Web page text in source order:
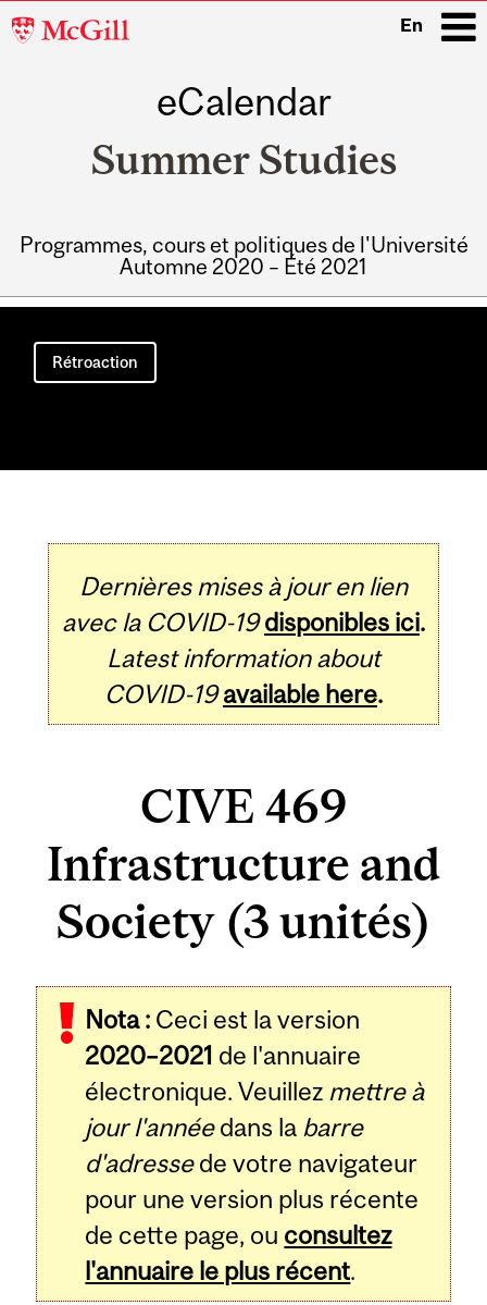
McGill
En
eCalendar
Summer Studies
Programmes, cours et politiques de l'Université
Automne 2020 – Été 2021
Main
navigation
Rétroaction
Dernières mises à jour en lien
avec la COVID-19 disponibles ici.
Latest information about
COVID-19 available here.
CIVE 469
Infrastructure and
Society (3 unités)
Nota : Ceci est la version
2020–2021 de l'annuaire
électronique. Veuillez mettre à
jour l'annéedans la barre
d'adressede votre navigateur
pour une version plus récente
de cette page, ou consultez
l'annuaire le plus récent.
Related
Content